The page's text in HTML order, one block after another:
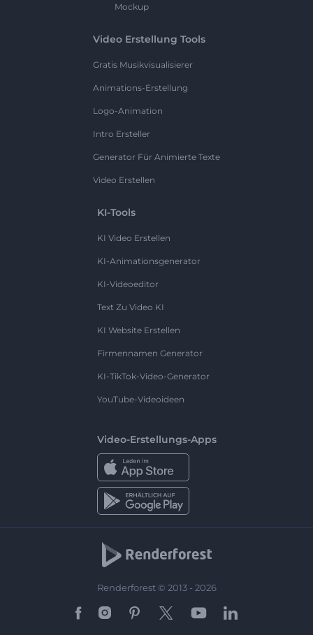
Mockup
Video Erstellung Tools
Gratis Musikvisualisierer
Animations-Erstellung
Logo-Animation
Intro Ersteller
Generator Für Animierte Texte
Video Erstellen
KI-Tools
KI Video Erstellen
KI-Animationsgenerator
KI-Videoeditor
Text Zu Video KI
KI Website Erstellen
Firmennamen Generator
KI-TikTok-Video-Generator
YouTube-Videoideen
Video-Erstellungs-Apps
Renderforest © 2013 - 2026